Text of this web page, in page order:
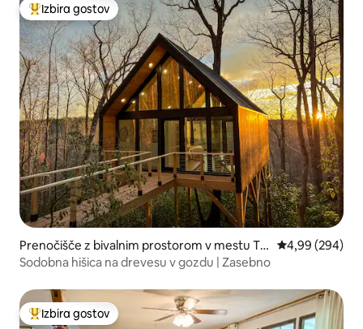
Najbolj priljubljena prenočišča z značko »Izbira gostov«
Izbira gostov
Prenočišče z bivalnim prostorom v mestu Tra
velers Rest
Povprečna
4,99 (294)
Sodobna hišica na drevesu v gozdu | Zasebno
Najbolj priljubljena prenočišča z značko »Izbira gostov«
Izbira gostov